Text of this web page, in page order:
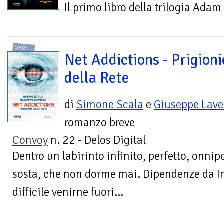
Il primo libro della trilogia
LIBRI
Net Addictions -
della Rete
di Simone Scala e Giuseppe
romanzo breve
Convoy n. 22 - Delos Digital
Dentro un labirinto infinito, perfetto,
sosta, che non dorme mai. Dipendenze da
difficile venirne fuori…